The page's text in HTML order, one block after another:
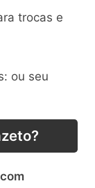
trocas e
ou seu